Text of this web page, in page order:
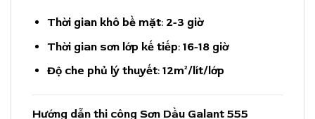
Thời gian khô bề mặt: 2-3 giờ
Thời gian sơn lớp kế tiếp: 16-18 giờ
Độ che phủ lý thuyết: 12m²/lít/lớp
Hướng dẫn thi công Sơn Dầu Galant 555